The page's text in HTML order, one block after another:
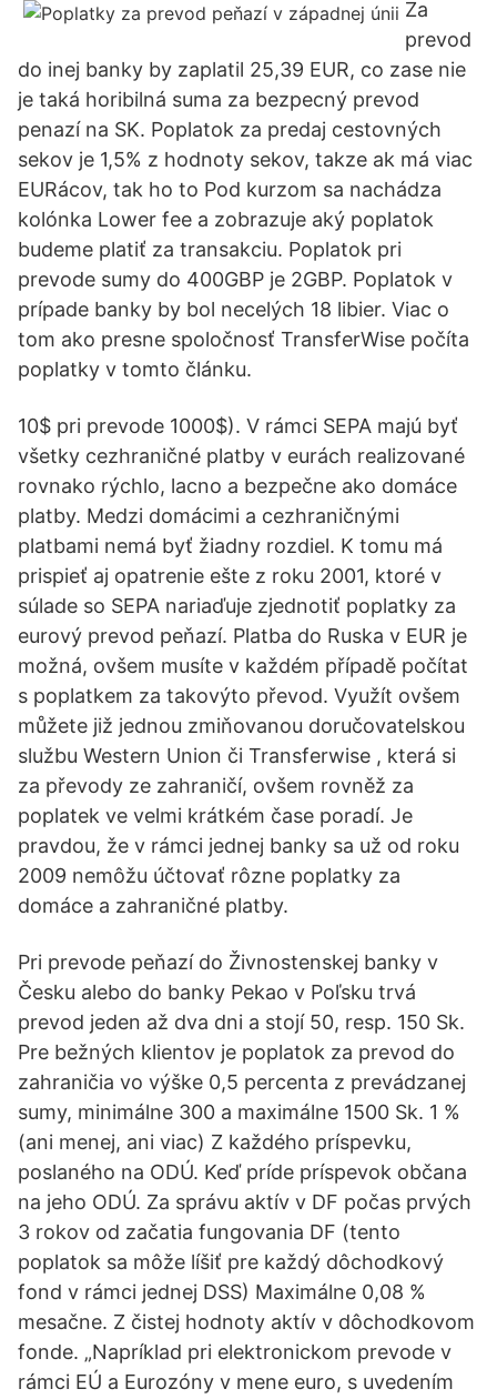
Za
prevod
do inej banky by zaplatil 25,39 EUR, co zase nie
je taká horibilná suma za bezpecný prevod
penazí na SK. Poplatok za predaj cestovných
sekov je 1,5% z hodnoty sekov, takze ak má viac
EURácov, tak ho to Pod kurzom sa nachádza
kolónka Lower fee a zobrazuje aký poplatok
budeme platiť za transakciu. Poplatok pri
prevode sumy do 400GBP je 2GBP. Poplatok v
prípade banky by bol necelých 18 libier. Viac o
tom ako presne spoločnosť TransferWise počíta
poplatky v tomto článku.
10$ pri prevode 1000$). V rámci SEPA majú byť
všetky cezhraničné platby v eurách realizované
rovnako rýchlo, lacno a bezpečne ako domáce
platby. Medzi domácimi a cezhraničnými
platbami nemá byť žiadny rozdiel. K tomu má
prispieť aj opatrenie ešte z roku 2001, ktoré v
súlade so SEPA nariaďuje zjednotiť poplatky za
eurový prevod peňazí. Platba do Ruska v EUR je
možná, ovšem musíte v každém případě počítat
s poplatkem za takovýto převod. Využít ovšem
můžete již jednou zmiňovanou doručovatelskou
službu Western Union či Transferwise , která si
za převody ze zahraničí, ovšem rovněž za
poplatek ve velmi krátkém čase poradí. Je
pravdou, že v rámci jednej banky sa už od roku
2009 nemôžu účtovať rôzne poplatky za
domáce a zahraničné platby.
Pri prevode peňazí do Živnostenskej banky v
Česku alebo do banky Pekao v Poľsku trvá
prevod jeden až dva dni a stojí 50, resp. 150 Sk.
Pre bežných klientov je poplatok za prevod do
zahraničia vo výške 0,5 percenta z prevádzanej
sumy, minimálne 300 a maximálne 1500 Sk. 1 %
(ani menej, ani viac) Z každého príspevku,
poslaného na ODÚ. Keď príde príspevok občana
na jeho ODÚ. Za správu aktív v DF počas prvých
3 rokov od začatia fungovania DF (tento
poplatok sa môže líšiť pre každý dôchodkový
fond v rámci jednej DSS) Maximálne 0,08 %
mesačne. Z čistej hodnoty aktív v dôchodkovom
fonde. „Napríklad pri elektronickom prevode v
rámci EÚ a Eurozóny v mene euro, s uvedením